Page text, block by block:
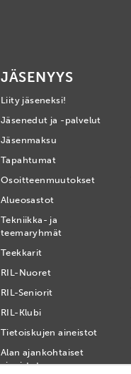
JÄSENYYS
Liity jäseneksi!
Jäsenedut ja -palvelut
Jäsenmaksu
Tapahtumat
Osoitteenmuutokset
Alueosastot
Tekniikka- ja
teemaryhmät
Teekkarit
RIL-Nuoret
RIL-Seniorit
RIL-Klubi
Tietoiskujen aineistot
Alan ajankohtaiset
aineistot